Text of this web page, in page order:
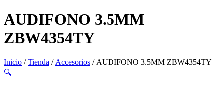
AUDIFONO 3.5MM
ZBW4354TY
Inicio /Tienda / Accesorios / AUDIFONO 3.5MM ZBW4354TY
🔍